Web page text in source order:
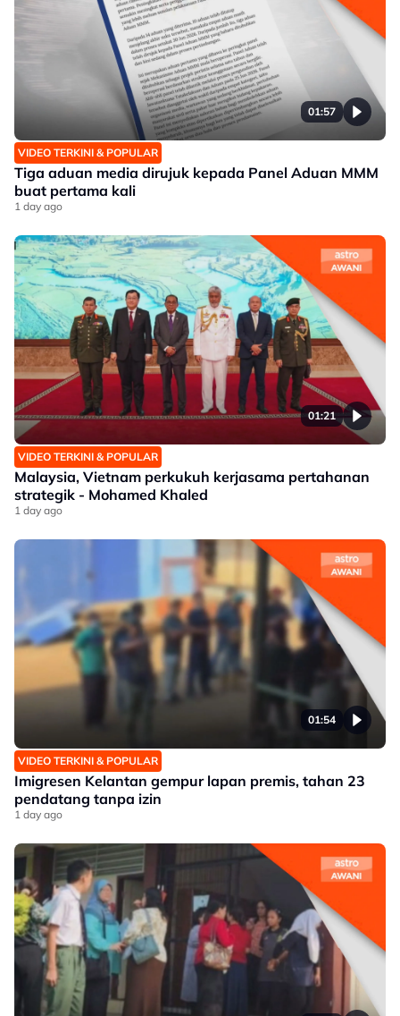
01:57
VIDEO TERKINI & POPULAR
Tiga aduan media dirujuk kepada Panel Aduan MMM
buat pertama kali
1 day ago
01:21
VIDEO TERKINI & POPULAR
Malaysia, Vietnam perkukuh kerjasama pertahanan
strategik - Mohamed Khaled
1 day ago
01:54
VIDEO TERKINI & POPULAR
Imigresen Kelantan gempur lapan premis, tahan 23
pendatang tanpa izin
1 day ago